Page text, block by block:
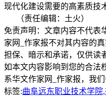
现代化建设需要的高素质技
（责任编辑：土火）
免责声明：文章内容不代表
家网_作家报不对其内容的
担保、暗示和承诺，仅供读
如本文内容影响到您的合法
系华文作家网_作家报，我们
标签:曲阜远东职业技术学